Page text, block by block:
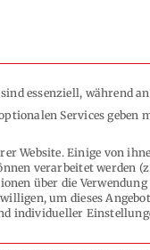
ANWENDUNGEN
essenziell, während
Services
Website. Einige von
verarbeitet werden
über die
um dieses
individueller